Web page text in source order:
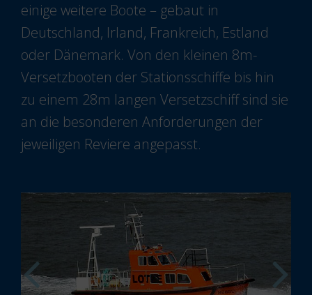
einige weitere Boote – gebaut in
Deutschland, Irland, Frankreich, Estland
oder Dänemark. Von den kleinen 8m-
Versetzbooten der Stationsschiffe bis hin
zu einem 28m langen Versetzschiff sind sie
an die besonderen Anforderungen der
jeweiligen Reviere angepasst.